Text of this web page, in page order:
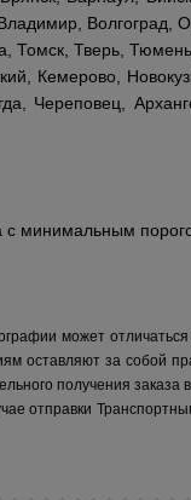
Волгоград,
Томск, Тверь,
Кемерово,
Череповец,
минимальным
может отличаться
оставляют за собой
получения заказа
отправки